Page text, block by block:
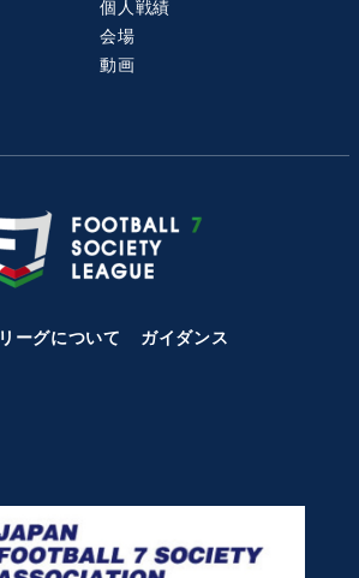
個人戦績
会場
動画
リーグについて
ガイダンス